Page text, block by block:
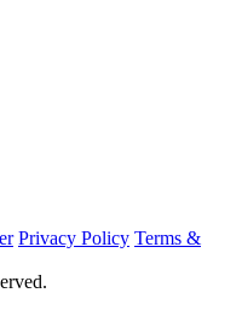
Privacy Policy Terms &